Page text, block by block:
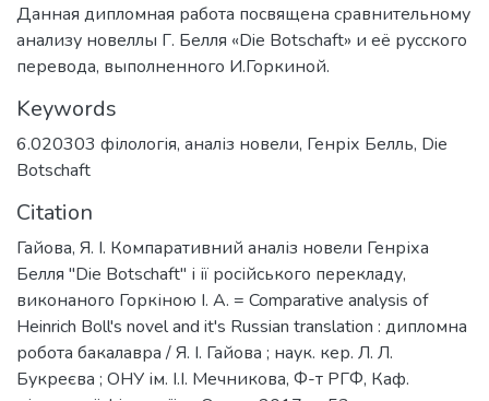
Данная дипломная работа посвящена сравнительному
анализу новеллы Г. Белля «Die Botschaft» и её русского
перевода, выполненного И.Горкиной.
Keywords
6.020303 філологія, аналіз новели, Генріх Белль, Die
Botschaft
Citation
Гайова, Я. І. Компаративний аналіз новели Генріха
Белля "Die Botschaft" і ії російського перекладу,
виконаного Горкіною І. А. = Comparative analysis of
Heinrich Boll's novel and it's Russian translation : дипломна
робота бакалавра / Я. І. Гайова ; наук. кер. Л. Л.
Букреєва ; ОНУ ім. І.І. Мечникова, Ф-т РГФ, Каф.